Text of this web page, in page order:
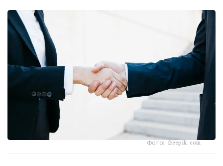
Фото: freepik.com